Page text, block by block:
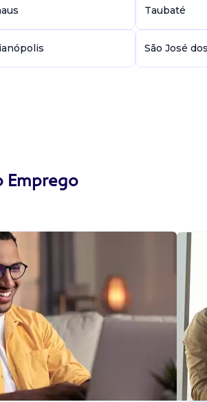
Taubaté
São José
Emprego